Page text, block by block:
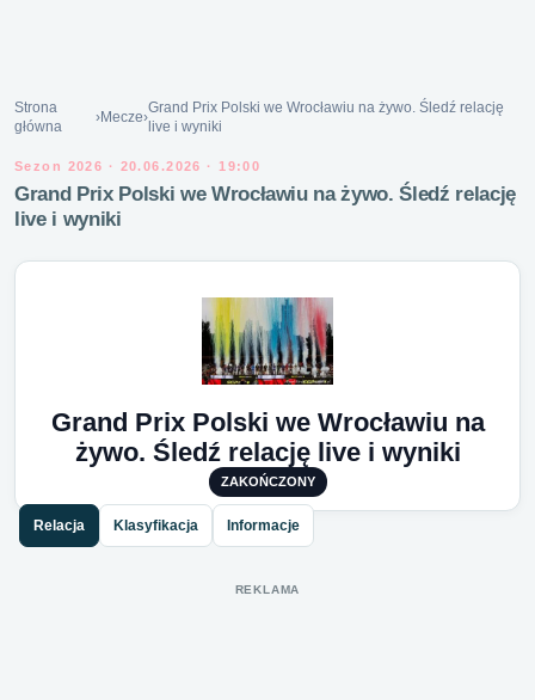
Strona
główna
›Mecze›
Grand Prix Polski we Wrocławiu na żywo. Śledź relację
live i wyniki
Sezon 2026 · 20.06.2026 · 19:00
Grand Prix Polski we Wrocławiu na żywo. Śledź relację
live i wyniki
Grand Prix Polski we Wrocławiu na
żywo. Śledź relację live i wyniki
ZAKOŃCZONY
Relacja Klasyfikacja Informacje
REKLAMA